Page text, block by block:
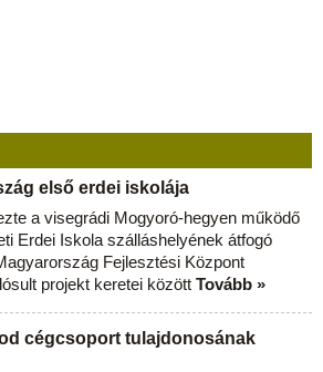
első erdei iskolája
a visegrádi Mogyoró-hegyen működő
Erdei Iskola szálláshelyének átfogó
Fejlesztési Központ
projekt keretei között Tovább »
cégcsoport tulajdonosának